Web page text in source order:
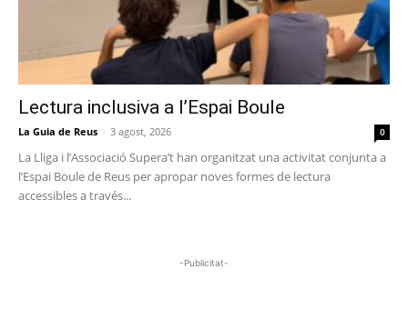
Lectura inclusiva a l’Espai Boule
La Guia de Reus - 3 agost, 2026 0
La Lliga i l’Associació Supera’t han organitzat una activitat conjunta a
l’Espai Boule de Reus per apropar noves formes de lectura
accessibles a través...
-Publicitat-